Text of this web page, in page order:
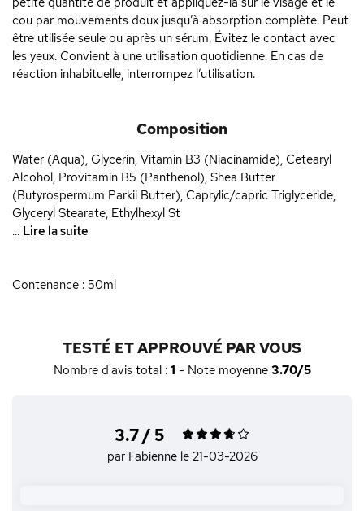
cou par mouvements doux jusqu’à absorption complète. Peut
être utilisée seule ou après un sérum. Évitez le contact avec
les yeux. Convient à une utilisation quotidienne. En cas de
réaction inhabituelle, interrompez l’utilisation.
Composition
Water (Aqua), Glycerin, Vitamin B3 (Niacinamide), Cetearyl
Alcohol, Provitamin B5 (Panthenol), Shea Butter
(Butyrospermum Parkii Butter), Caprylic/capric Triglyceride,
Glyceryl Stearate, Ethylhexyl St
... Lire la suite
Contenance : 50ml
TESTÉ ET APPROUVÉ PAR VOUS
Nombre d'avis total : 1 - Note moyenne 3.70/5
3.7 / 5
par Fabienne le 21-03-2026